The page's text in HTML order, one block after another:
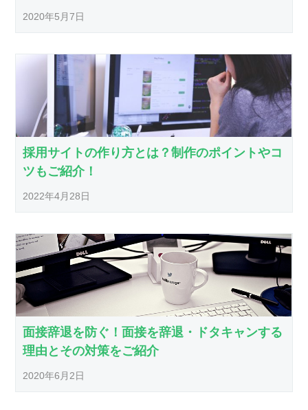
2020年5月7日
採用サイトの作り方とは？制作のポイントやコ
ツもご紹介！
2022年4月28日
面接辞退を防ぐ！面接を辞退・ドタキャンする
理由とその対策をご紹介
2020年6月2日